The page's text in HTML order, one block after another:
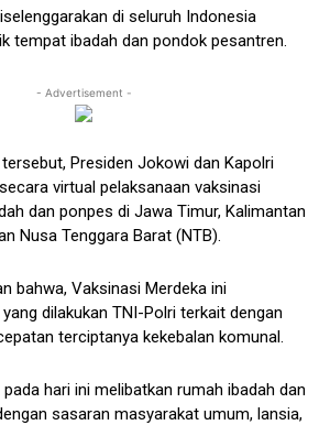
di seluruh Indonesia
tempat ibadah dan pondok pesantren.
- Advertisement -
Presiden Jokowi dan Kapolri
virtual pelaksanaan vaksinasi
dan ponpes di Jawa Timur, Kalimantan
Nusa Tenggara Barat (NTB).
bahwa, Vaksinasi Merdeka ini
dilakukan TNI-Polri terkait dengan
terciptanya kekebalan komunal.
hari ini melibatkan rumah ibadah dan
sasaran masyarakat umum, lansia,